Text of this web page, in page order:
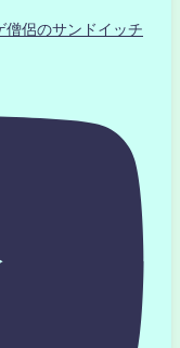
侶のサンドイッチ